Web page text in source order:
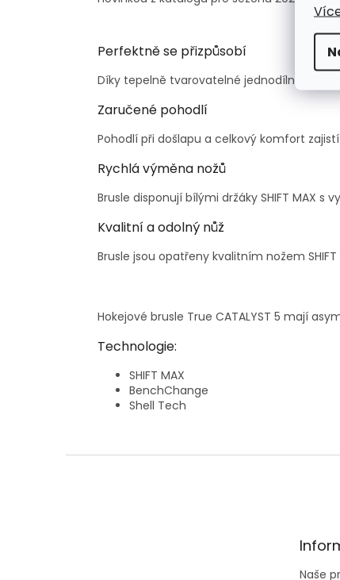
Perfektně se přizpůsobí
Díky tepelně tvarovatelné jednodílné
Zaručené pohodlí
Pohodlí při došlapu a celkový komfort zajistí
Rychlá výměna nožů
Brusle disponují bílými držáky SHIFT MAX s
Kvalitní a odolný nůž
Brusle jsou opatřeny kvalitním nožem SHIFT
Hokejové brusle True CATALYST 5 mají
Technologie:
SHIFT MAX
BenchChange
Shell Tech
Naše